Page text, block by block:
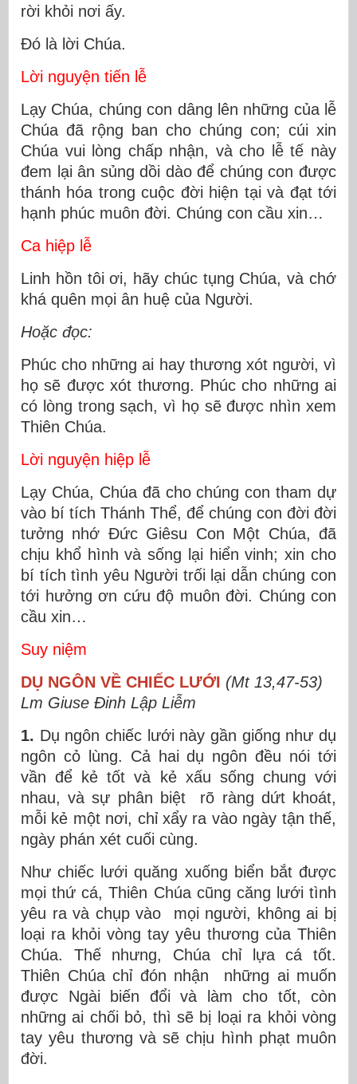
rời khỏi nơi ấy.
Ðó là lời Chúa.
Lời nguyện tiến lễ
Lạy Chúa, chúng con dâng lên những của lễ
Chúa đã rộng ban cho chúng con; cúi xin
Chúa vui lòng chấp nhận, và cho lễ tế này
đem lại ân sủng dồi dào để chúng con được
thánh hóa trong cuộc đời hiện tại và đạt tới
hạnh phúc muôn đời. Chúng con cầu xin…
Ca hiệp lễ
Linh hồn tôi ơi, hãy chúc tụng Chúa, và chớ
khá quên mọi ân huệ của Người.
Hoặc đọc:
Phúc cho những ai hay thương xót người, vì
họ sẽ được xót thương. Phúc cho những ai
có lòng trong sạch, vì họ sẽ được nhìn xem
Thiên Chúa.
Lời nguyện hiệp lễ
Lạy Chúa, Chúa đã cho chúng con tham dự
vào bí tích Thánh Thể, để chúng con đời đời
tưởng nhớ Ðức Giêsu Con Một Chúa, đã
chịu khổ hình và sống lại hiển vinh; xin cho
bí tích tình yêu Người trối lại dẫn chúng con
tới hưởng ơn cứu độ muôn đời. Chúng con
cầu xin…
Suy niệm
DỤ NGÔN VỀ CHIẾC LƯỚI (Mt 13,47-53)
Lm Giuse Đinh Lập Liễm
1. Dụ ngôn chiếc lưới này gần giống như dụ
ngôn cỏ lùng. Cả hai dụ ngôn đều nói tới
vần để kẻ tốt và kẻ xấu sống chung với
nhau, và sự phân biệt rõ ràng dứt khoát,
mỗi kẻ một nơi, chỉ xẩy ra vào ngày tận thế,
ngày phán xét cuối cùng.
Như chiếc lưới quăng xuống biển bắt được
mọi thứ cá, Thiên Chúa cũng căng lưới tình
yêu ra và chụp vào mọi người, không ai bị
loại ra khỏi vòng tay yêu thương của Thiên
Chúa. Thế nhưng, Chúa chỉ lựa cá tốt.
Thiên Chúa chỉ đón nhận những ai muốn
được Ngài biến đổi và làm cho tốt, còn
những ai chối bỏ, thì sẽ bị loại ra khỏi vòng
tay yêu thương và sẽ chịu hình phạt muôn
đời.